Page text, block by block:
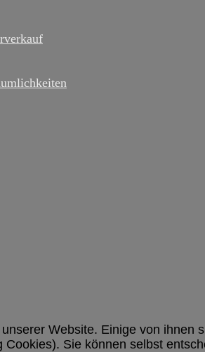
Website. Einige von ihnen
Cookies). Sie können selbst